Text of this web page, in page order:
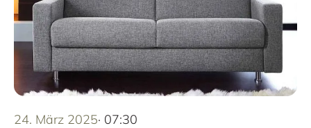
24. März 2025· 07:30